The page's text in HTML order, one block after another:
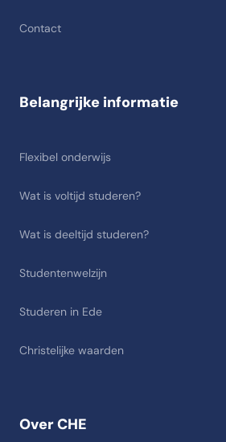
Contact
Over CHE
Belangrijke informatie
Flexibel onderwijs
Wat is voltijd studeren?
Wat is deeltijd studeren?
Studentenwelzijn
Studeren in Ede
Christelijke waarden